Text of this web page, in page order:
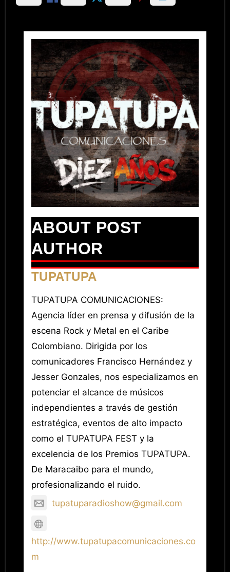
ABOUT POST
AUTHOR
TUPATUPA
TUPATUPA COMUNICACIONES:
Agencia líder en prensa y difusión de la
escena Rock y Metal en el Caribe
Colombiano. Dirigida por los
comunicadores Francisco Hernández y
Jesser Gonzales, nos especializamos en
potenciar el alcance de músicos
independientes a través de gestión
estratégica, eventos de alto impacto
como el TUPATUPA FEST y la
excelencia de los Premios TUPATUPA.
De Maracaibo para el mundo,
profesionalizando el ruido.
tupatuparadioshow@gmail.com
http://www.tupatupacomunicaciones.co
m